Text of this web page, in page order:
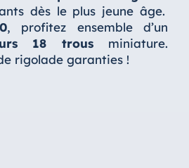
dès le plus jeune âge.
, profitez ensemble d’un
18 trousminiature.
rigolade garanties !